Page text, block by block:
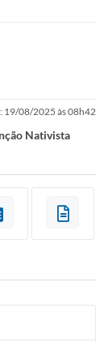
19/08/2025 às 08h42
Nativista